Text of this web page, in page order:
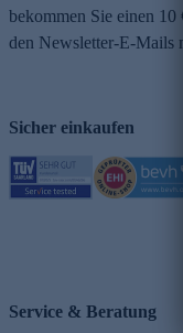
bekommen Sie einen
den Newsletter-E-Mails
Sicher einkaufen
Service & Beratung